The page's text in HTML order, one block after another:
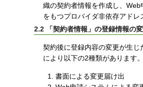
織の契約者情報を作成し、
をもつプロバイダ非依存アドレ
2.2 「契約者情報」の登録情報の
契約後に登録内容の変更が生
により以下の2種類があります。
書面による変更届け出